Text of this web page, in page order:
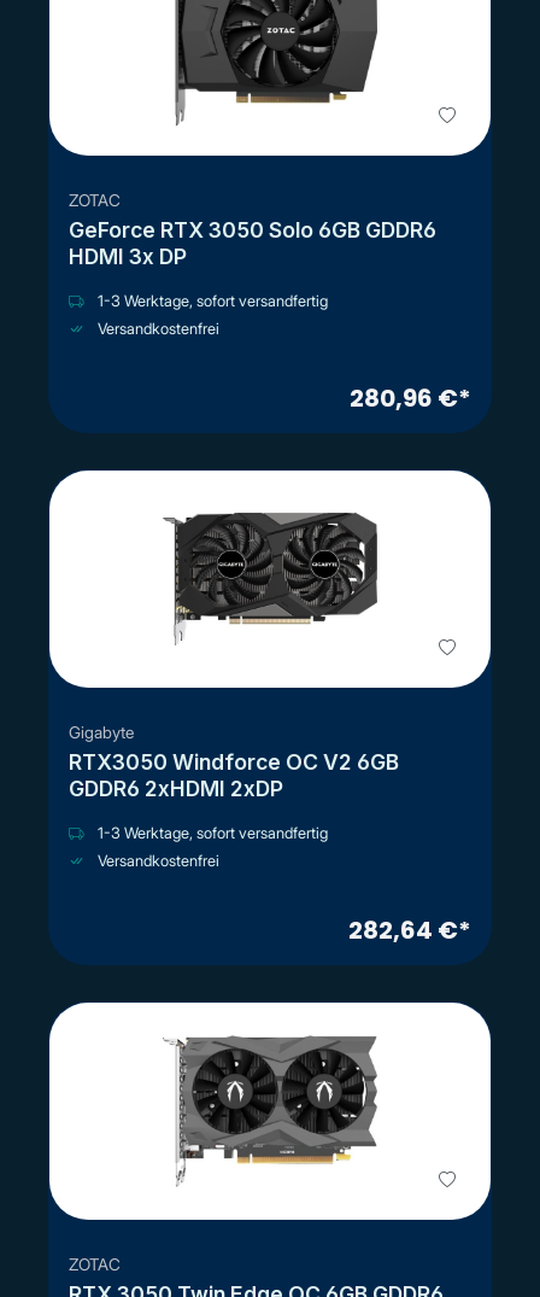
ZOTAC
GeForce RTX 3050 Solo 6GB GDDR6
HDMI 3x DP
1-3 Werktage, sofort versandfertig
Versandkostenfrei
280,96 €*
Gigabyte
RTX3050 Windforce OC V2 6GB
GDDR6 2xHDMI 2xDP
1-3 Werktage, sofort versandfertig
Versandkostenfrei
282,64 €*
ZOTAC